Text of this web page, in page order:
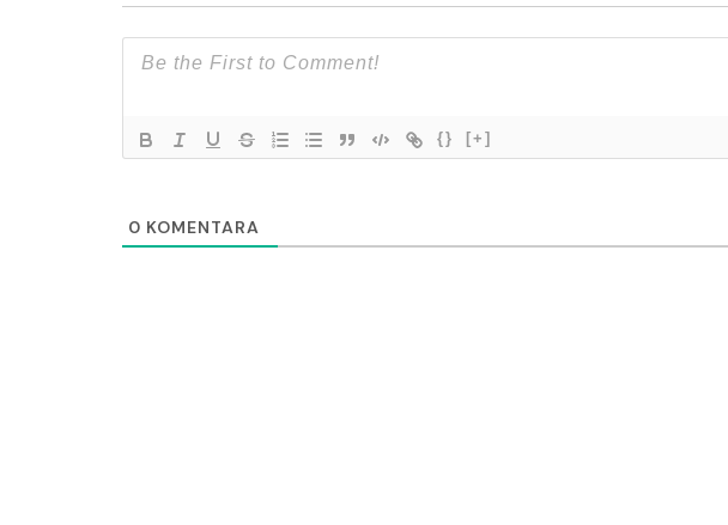
{} [+]
0 KOMENTARA